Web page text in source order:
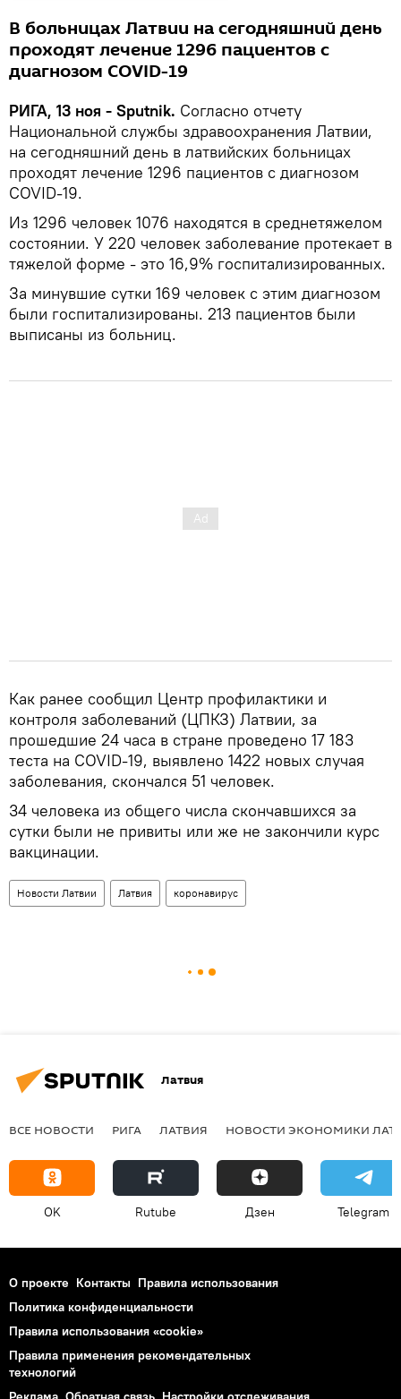
В больницах Латвии на сегодняшний день
проходят лечение 1296 пациентов с
диагнозом COVID-19
РИГА, 13 ноя - Sputnik. Согласно отчету
Национальной службы здравоохранения Латвии,
на сегодняшний день в латвийских больницах
проходят лечение 1296 пациентов с диагнозом
COVID-19.
Из 1296 человек 1076 находятся в среднетяжелом
состоянии. У 220 человек заболевание протекает в
тяжелой форме - это 16,9% госпитализированных.
За минувшие сутки 169 человек с этим диагнозом
были госпитализированы. 213 пациентов были
выписаны из больниц.
Как ранее сообщил Центр профилактики и
контроля заболеваний (ЦПКЗ) Латвии, за
прошедшие 24 часа в стране проведено 17 183
теста на COVID-19, выявлено 1422 новых случая
заболевания, скончался 51 человек.
34 человека из общего числа скончавшихся за
сутки были не привиты или же не закончили курс
вакцинации.
Новости Латвии Латвия коронавирус
Латвия
ВСЕ НОВОСТИ РИГА ЛАТВИЯ НОВОСТИ ЭКОНОМИКИ
OK Rutube Дзен Telegram
О проекте Контакты Правила использования
Политика конфиденциальности
Правила использования «cookie»
Правила применения рекомендательных
технологий